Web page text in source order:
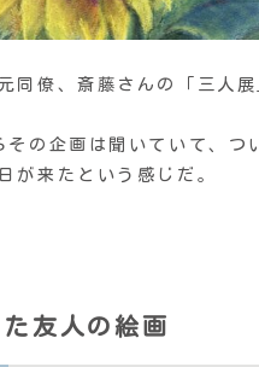
同僚、斎藤さんの「三人展
その企画は聞いていて、つ
が来たという感じだ。
友人の絵画